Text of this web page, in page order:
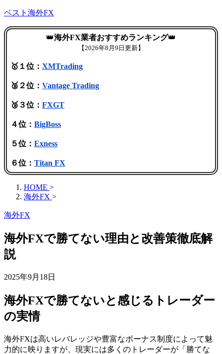
ベスト海外FX
👑海外FX業者おすすめランキング👑
【2026年8月9日更新】
🥇１位： XMTrading
🥈２位： Vantage Trading
🥉３位： FXGT
４位： BigBoss
５位： Exness
６位： Titan FX
HOME >
海外FX >
海外FX
海外FXで勝てない理由と改善策徹底解
説
2025年9月18日
海外FXで勝てないと感じるトレーダー
の実情
海外FXは高いレバレッジや豊富なボーナス制度によって魅
力的に映りますが、現実には多くのトレーダーが「勝てな